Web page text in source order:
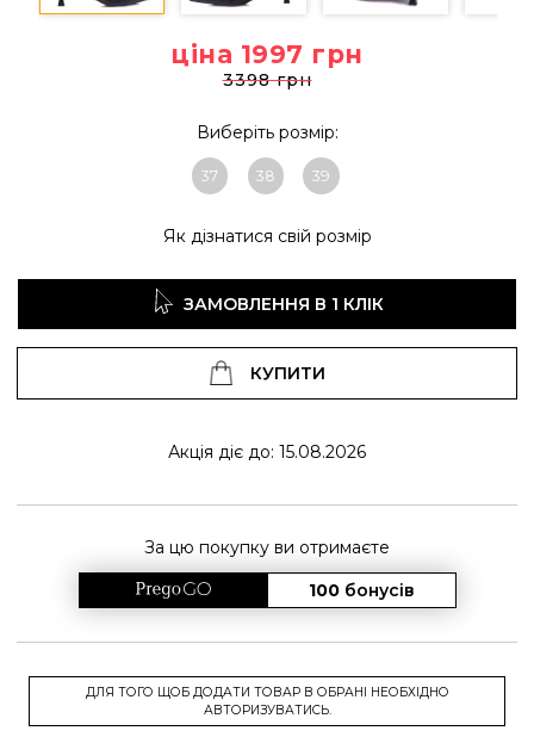
ціна 1997 грн
3398 грн
Виберіть розмір:
37 38 39
Як дізнатися свій розмір
ЗАМОВЛЕННЯ В 1 КЛІК
КУПИТИ
Акція діє до: 15.08.2026
За цю покупку ви отримаєте
100 бонусів
ДЛЯ ТОГО ЩОБ ДОДАТИ ТОВАР В ОБРАНІ НЕОБХІДНО
АВТОРИЗУВАТИСЬ.